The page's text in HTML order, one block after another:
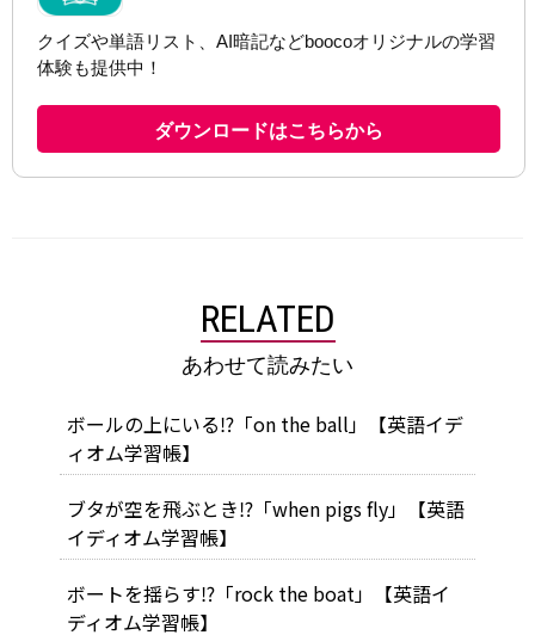
RELATED
あわせて読みたい
ボールの上にいる⁉「on the ball」【英語イデ
ィオム学習帳】
ブタが空を飛ぶとき⁉「when pigs fly」【英語
イディオム学習帳】
ボートを揺らす⁉「rock the boat」【英語イ
ディオム学習帳】